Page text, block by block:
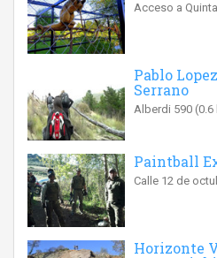
Acceso a
Pablo
Serrano
Alberdi 590 (0.6
Paintball
Calle 12 de
Horizonte